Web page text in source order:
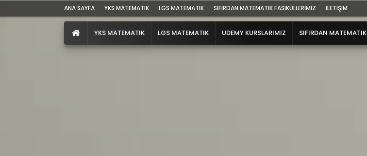
ANA SAYFA YKS MATEMATIK LGS MATEMATIK SIFIRDAN MATEMATIK FASIKÜLLERIMIZ ILETIŞIM
YKS MATEMATIK LGS MATEMATIK UDEMY KURSLARIMIZ SIFIRDAN MATEMATIK